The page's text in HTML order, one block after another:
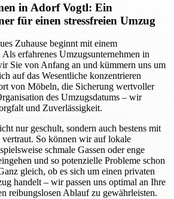
in Adorf Vogtl: Ein
für einen stressfreien Umzug
Zuhause beginnt mit einem
erfahrenes Umzugsunternehmen in
Sie von Anfang an und kümmern uns um
auf das Wesentliche konzentrieren
von Möbeln, die Sicherung wertvoller
des Umzugsdatums – wir
und Zuverlässigkeit.
nur geschult, sondern auch bestens mit
So können wir auf lokale
schmale Gassen oder enge
und so potenzielle Probleme schon
gleich, ob es sich um einen privaten
handelt – wir passen uns optimal an Ihre
reibungslosen Ablauf zu gewährleisten.